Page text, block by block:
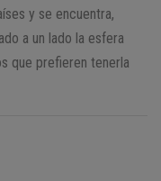
y se encuentra,
a un lado la esfera
que prefieren tenerla